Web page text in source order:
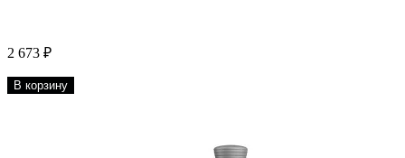
2 673 ₽
В корзину